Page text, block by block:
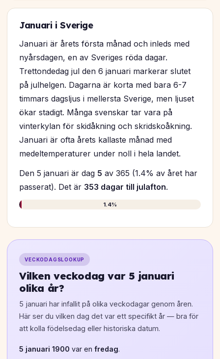
Januari i Sverige
Januari är årets första månad och inleds med
nyårsdagen, en av Sveriges röda dagar.
Trettondedag jul den 6 januari markerar slutet
på julhelgen. Dagarna är korta med bara 6-7
timmars dagsljus i mellersta Sverige, men ljuset
ökar stadigt. Många svenskar tar vara på
vinterkylan för skidåkning och skridskoåkning.
Januari är ofta årets kallaste månad med
medeltemperaturer under noll i hela landet.
Den 5 januari är dag 5 av 365 (1.4% av året har
passerat). Det är 353 dagar till julafton.
1.4%
VECKODAGSLOOKUP
Vilken veckodag var 5 januari
olika år?
5 januari har infallit på olika veckodagar genom åren.
Här ser du vilken dag det var ett specifikt år — bra för
att kolla födelsedag eller historiska datum.
5 januari 1900 var en fredag.